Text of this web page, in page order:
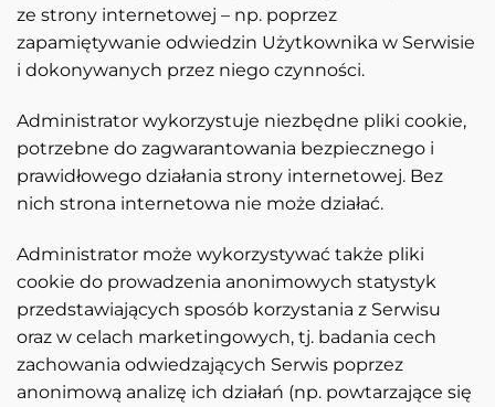
ze strony internetowej – np. poprzez
zapamiętywanie odwiedzin Użytkownika w Serwisie
i dokonywanych przez niego czynności.
Administrator wykorzystuje niezbędne pliki cookie,
potrzebne do zagwarantowania bezpiecznego i
prawidłowego działania strony internetowej. Bez
nich strona internetowa nie może działać.
Administrator może wykorzystywać także pliki
cookie do prowadzenia anonimowych statystyk
przedstawiających sposób korzystania z Serwisu
oraz w celach marketingowych, tj. badania cech
zachowania odwiedzających Serwis poprzez
anonimową analizę ich działań (np. powtarzające się